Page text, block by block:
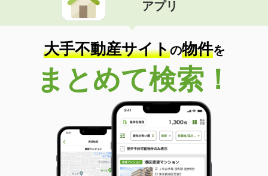
アプリ
大手不動産サイトの物件を
まとめて検索！